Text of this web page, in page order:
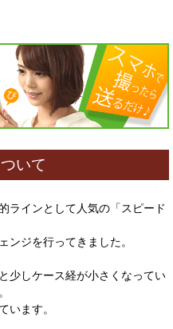
いて
ラインとして人気の「スピード
ンジを行ってきました。
少しケース経が小さくなってい
います。